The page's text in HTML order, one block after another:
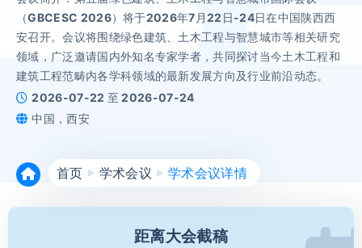
（GBCESC 2026）将于2026年7月22日-24日在中国陕西西
安召开。会议将围绕绿色建筑、土木工程与智慧城市等相关研究
领域，广泛邀请国内外知名专家学者，共同探讨当今土木工程和
建筑工程范畴内各学科领域的最新发展方向及行业前沿动态。
2026-07-22 至 2026-07-24
中国，西安
首页 学术会议 学术会议详情
距离大会截稿